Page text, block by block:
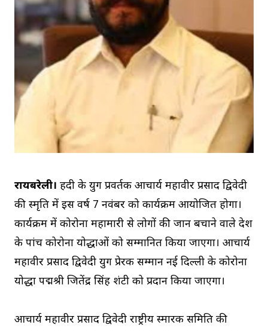
रायबरेली। हिंदी के युग प्रवर्तक आचार्य महावीर प्रसाद द्विवेदी
की स्मृति में इस वर्ष 7 नवंबर को कार्यक्रम आयोजित होगा।
कार्यक्रम में कोरोना महामारी से लोगों की जान बचाने वाले देश
के पांच कोरोना योद्धाओं को सम्मानित किया जाएगा। आचार्य
महावीर प्रसाद द्विवेदी युग प्रेरक सम्मान नई दिल्ली के कोरोना
योद्धा पद्मश्री जितेंद्र सिंह शंटी को प्रदान किया जाएगा।
आचार्य महावीर प्रसाद द्विवेदी राष्ट्रीय स्मारक समिति की